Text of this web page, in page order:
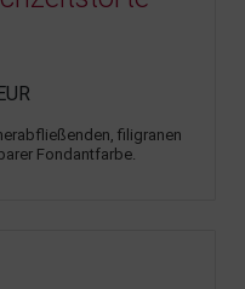
filigranen
Fondantfarbe.